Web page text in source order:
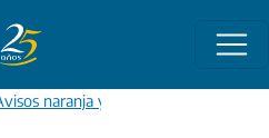
naranja y amarillo por lluvias y